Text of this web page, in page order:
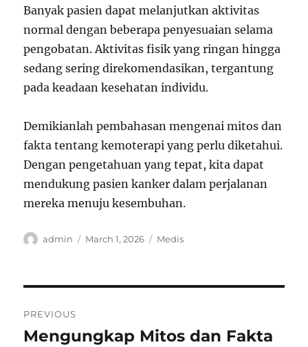
Banyak pasien dapat melanjutkan aktivitas
normal dengan beberapa penyesuaian selama
pengobatan. Aktivitas fisik yang ringan hingga
sedang sering direkomendasikan, tergantung
pada keadaan kesehatan individu.
Demikianlah pembahasan mengenai mitos dan
fakta tentang kemoterapi yang perlu diketahui.
Dengan pengetahuan yang tepat, kita dapat
mendukung pasien kanker dalam perjalanan
mereka menuju kesembuhan.
Author
admin
Posted
March 1, 2026 Categories
Medis
navigation
PREVIOUS
Previous
Mengungkap Mitos dan Fakta